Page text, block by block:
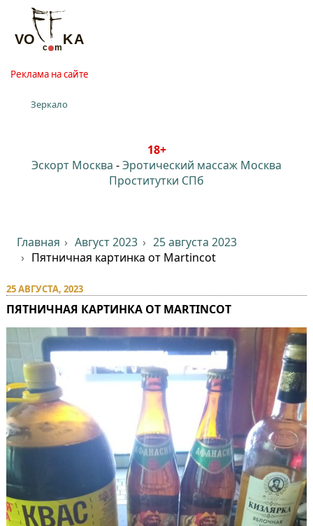
Реклама на сайте
Зеркало
18+
Эскорт Москва -Эротический массаж Москва
Проститутки СПб
Главная Август 2023
25 августа 2023
Пятничная картинка от Martincot
25 АВГУСТА, 2023
ПЯТНИЧНАЯ КАРТИНКА ОТ MARTINCOT